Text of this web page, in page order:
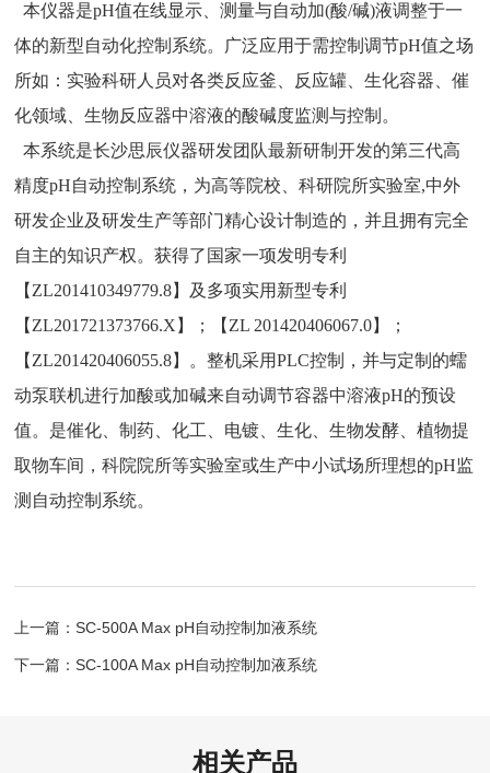
本仪器是pH值在线显示、测量与自动加(酸/碱)液调整于一
体的新型自动化控制系统。广泛应用于需控制调节pH值之场
所如：实验科研人员对各类反应釜、反应罐、生化容器、催
化领域、生物反应器中溶液的酸碱度监测与控制。
本系统是长沙思辰仪器研发团队最新研制开发的第三代高
精度pH自动控制系统，为高等院校、科研院所实验室,中外
研发企业及研发生产等部门精心设计制造的，并且拥有完全
自主的知识产权。获得了国家一项发明专利
【ZL201410349779.8】及多项实用新型专利
【ZL201721373766.X】；【ZL 201420406067.0】；
【ZL201420406055.8】。整机采用PLC控制，并与定制的蠕
动泵联机进行加酸或加碱来自动调节容器中溶液pH的预设
值。是催化、制药、化工、电镀、生化、生物发酵、植物提
取物车间，科院院所等实验室或生产中小试场所理想的pH监
测自动控制系统。
上一篇：SC-500A Max pH自动控制加液系统
下一篇：SC-100A Max pH自动控制加液系统
相关产品